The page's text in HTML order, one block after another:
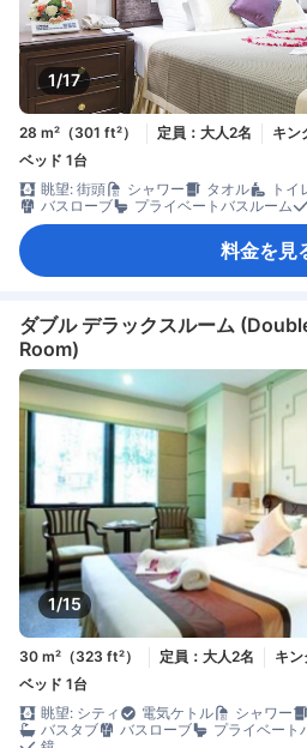
1/17
28 m²（301 ft²） 定員：大人2名
キン
ベッド 1台
眺望: 街頭
シャワー タオル トイ
バスローブ
プライベートバスルーム
料金を見
ダブル デラックスルーム
Room)
1/15
30 m²（323 ft²） 定員：大人2名
キ
ベッド 1台
眺望: シティ
電気ケトル シャワー
バスタブ
バスローブ プライベート